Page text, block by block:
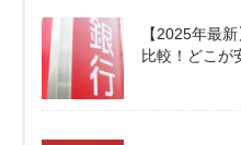
【2025年最
比較！どこが